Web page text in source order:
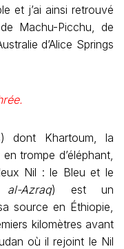
et j’ai ainsi retrouvé
Machu-Picchu, de
d’Alice Springs
dont Khartoum, la
trompe d’éléphant,
Nil : le Bleu et le
Azraq) est un
source en Éthiopie,
kilomètres avant
où il rejoint le Nil